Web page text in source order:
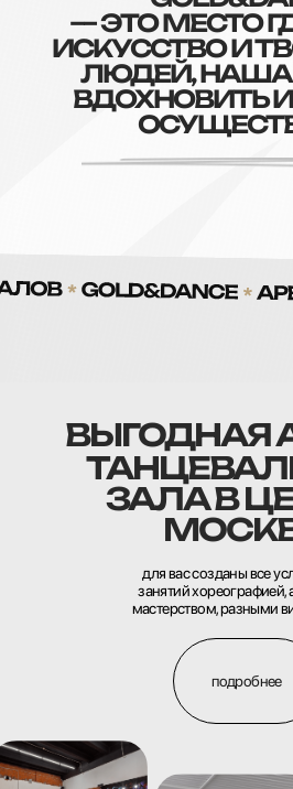
— ЭТО МЕСТО
ИСКУССТВО И
ЛЮДЕЙ, НАША
ВДОХНОВИТЬ
ЗАЛА В
ВЫГОДНАЯ
для вас созданы все
занятий хореографией,
мастерством, разными
подробнее